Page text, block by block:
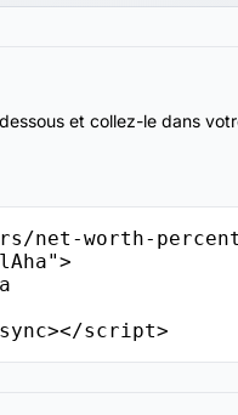
et collez-le dans
net-worth-
script>